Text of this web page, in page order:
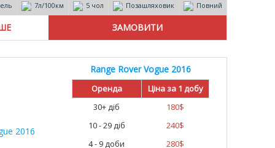
7л/100км 5 чол Позашляховик Повний
Range Rover Vogue 2016
Оренда
Ціна за 1 добу
30+ діб
180$
10 - 29 діб
240$
4 - 9 доби
280$